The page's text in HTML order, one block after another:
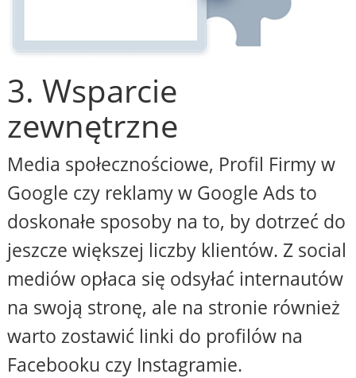
3. Wsparcie
zewnętrzne
Media społecznościowe, Profil Firmy w
Google czy reklamy w Google Ads to
doskonałe sposoby na to, by dotrzeć do
jeszcze większej liczby klientów. Z social
mediów opłaca się odsyłać internautów
na swoją stronę, ale na stronie również
warto zostawić linki do profilów na
Facebooku czy Instagramie.